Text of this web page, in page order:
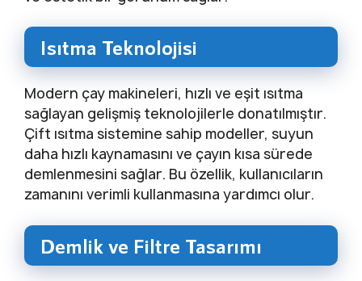
Isıtma Teknolojisi
Modern çay makineleri, hızlı ve eşit ısıtma
sağlayan gelişmiş teknolojilerle donatılmıştır.
Çift ısıtma sistemine sahip modeller, suyun
daha hızlı kaynamasını ve çayın kısa sürede
demlenmesini sağlar. Bu özellik, kullanıcıların
zamanını verimli kullanmasına yardımcı olur.
Demlik ve Filtre Tasarımı